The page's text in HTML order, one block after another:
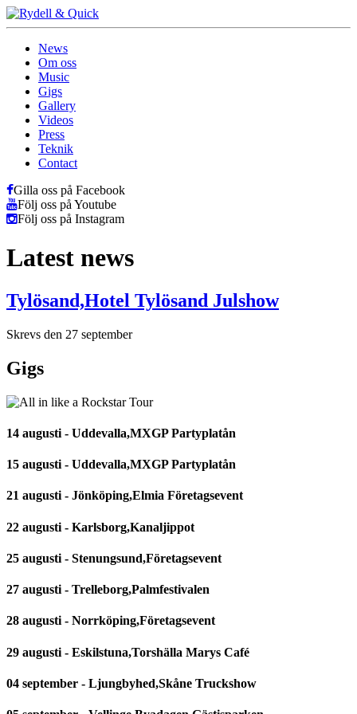
News
Om oss
Music
Gigs
Gallery
Videos
Press
Teknik
Contact
Gilla oss på Facebook
Följ oss på Youtube
Följ oss på Instagram
Latest news
Tylösand,Hotel Tylösand Julshow
Skrevs den 27 september
Gigs
14 augusti - Uddevalla,MXGP Partyplatån
15 augusti - Uddevalla,MXGP Partyplatån
21 augusti - Jönköping,Elmia Företagsevent
22 augusti - Karlsborg,Kanaljippot
25 augusti - Stenungsund,Företagsevent
27 augusti - Trelleborg,Palmfestivalen
28 augusti - Norrköping,Företagsevent
29 augusti - Eskilstuna,Torshälla Marys Café
04 september - Ljungbyhed,Skåne Truckshow